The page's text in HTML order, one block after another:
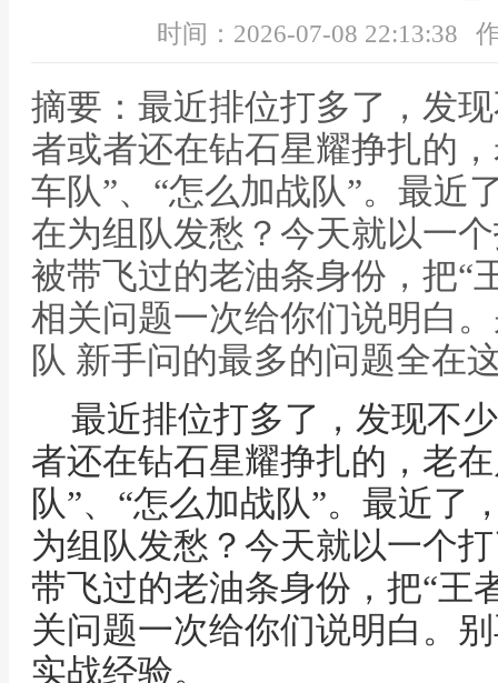
时间：2026-07-08 22:13:38
摘要：最近排位打多了，发
者或者还在钻石星耀挣扎的
车队”、“怎么加战队”。最近
在为组队发愁？今天就以一
被带飞过的老油条身份，把“
相关问题一次给你们说明白
队 新手问的最多的问题全在
最近排位打多了，发现不
者还在钻石星耀挣扎的，老
队”、“怎么加战队”。最近了
为组队发愁？今天就以一个
带飞过的老油条身份，把“王
关问题一次给你们说明白。
实战经验。